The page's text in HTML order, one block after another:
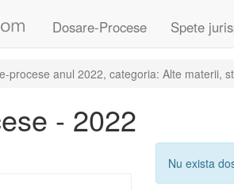
Dosare-Procese Spete
procese anul 2022, categoria: Alte materii,
- 2022
Nu exista